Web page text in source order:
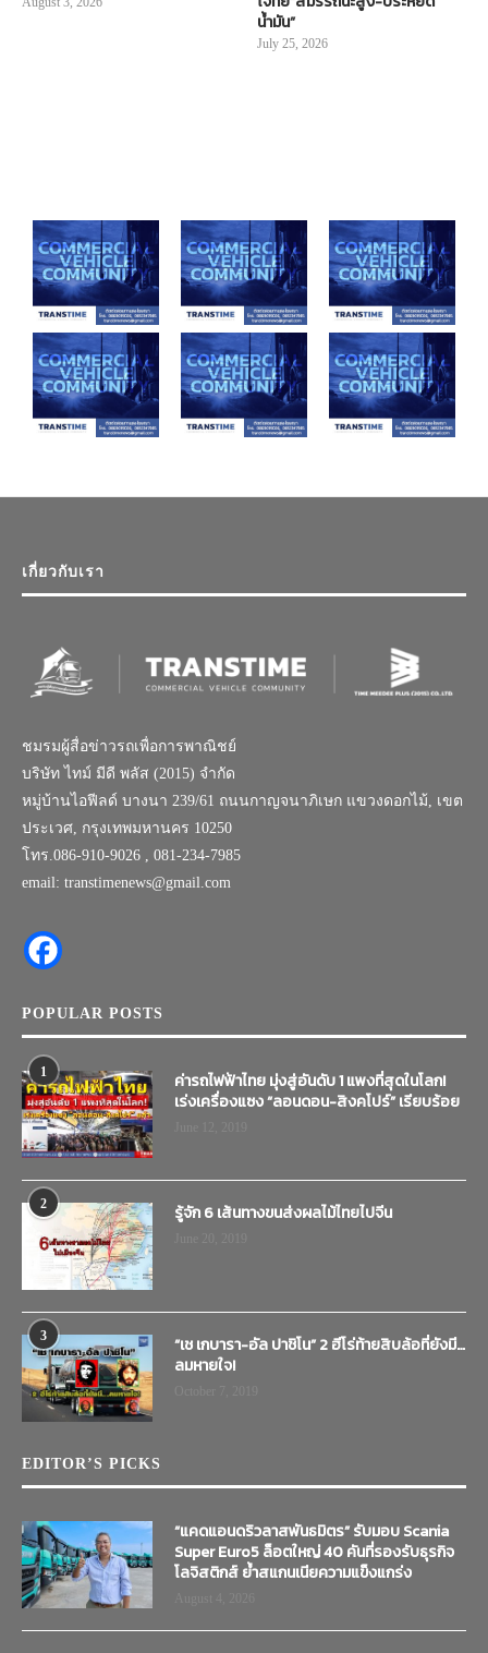
น้ำมัน”
July 25, 2026
เกี่ยวกับเรา
ชมรมผู้สื่อข่าวรถเพื่อการพาณิชย์
บริษัท ไทม์ มีดี พลัส (2015) จำกัด
หมู่บ้านไอฟีลด์ บางนา 239/61 ถนนกาญจนาภิเษก แขวงดอกไม้, เขต
ประเวศ, กรุงเทพมหานคร 10250
โทร.086-910-9026 , 081-234-7985
email: transtimenews@gmail.com
POPULAR POSTS
1
ค่ารถไฟฟ้าไทย มุ่งสู่อันดับ 1 แพงที่สุดในโลก!
เร่งเครื่องแซง “ลอนดอน-สิงคโปร์” เรียบร้อย
2 รู้จัก 6 เส้นทางขนส่งผลไม้ไทยไปจีน
3
“เช เกบารา-อัล ปาชิโน” 2 ฮีโร่ท้ายสิบล้อที่ยังมี…
ลมหายใจ!
EDITOR’S PICKS
“แคดแอนดริวลาสพันธมิตร” รับมอบ Scania
Super Euro5 ล็อตใหญ่ 40 คันที่รองรับธุรกิจ
โลจิสติกส์ ย้ำสแกนเนียความแข็งแกร่ง